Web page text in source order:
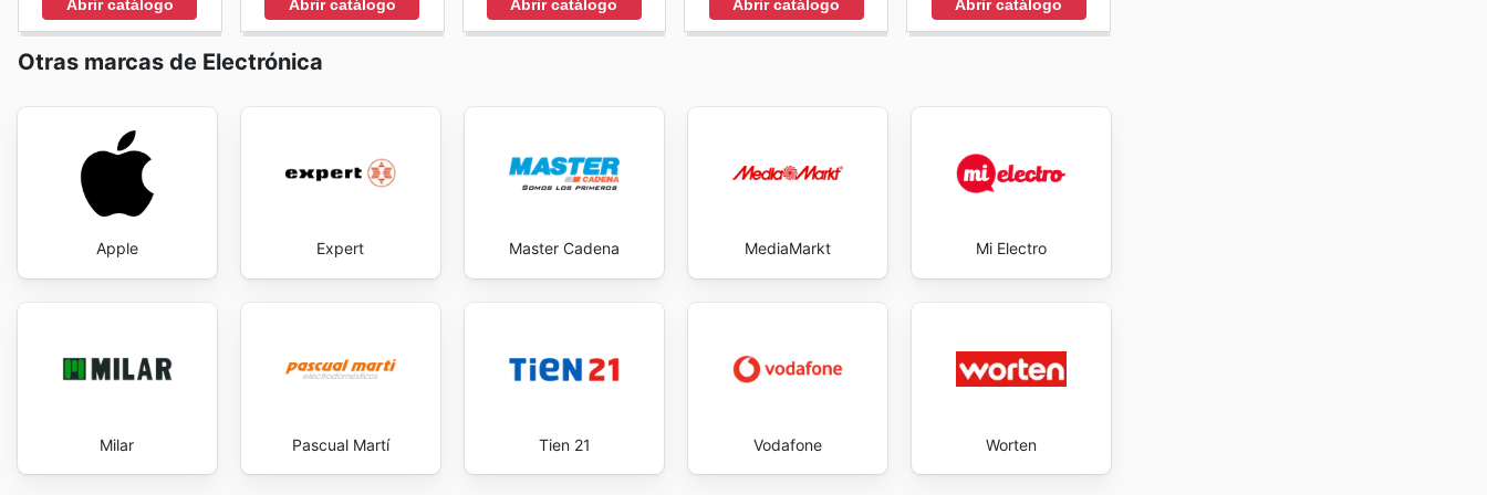
las mejoresFersay deals
, asegurando así que cada inversión en el hogar sea una decisión acertada y rentable. Visit
Fersay's website today to explore the best deals and start saving now.
Abrir catálogo Abrir catálogo Abrir catálogo Abrir catálogo Abrir catálogo
Otras marcas de Electrónica
Apple Expert Master Cadena MediaMarkt Mi Electro
Milar Pascual Martí Tien 21 Vodafone Worten